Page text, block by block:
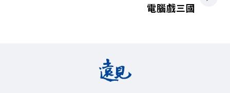
電腦戲三國